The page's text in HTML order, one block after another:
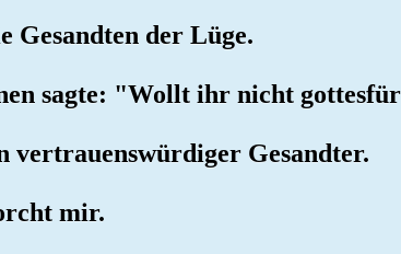
Gesandten der Lüge.
sagte: "Wollt ihr nicht
vertrauenswürdiger Gesandter.
mir.